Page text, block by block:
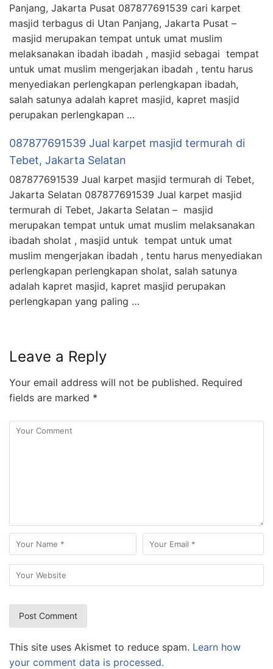
Panjang, Jakarta Pusat 087877691539 cari karpet
masjid terbagus di Utan Panjang, Jakarta Pusat –
masjid merupakan tempat untuk umat muslim
melaksanakan ibadah ibadah , masjid sebagai tempat
untuk umat muslim mengerjakan ibadah , tentu harus
menyediakan perlengkapan perlengkapan ibadah,
salah satunya adalah kapret masjid, kapret masjid
perupakan perlengkapan …
087877691539 Jual karpet masjid termurah di
Tebet, Jakarta Selatan
087877691539 Jual karpet masjid termurah di Tebet,
Jakarta Selatan 087877691539 Jual karpet masjid
termurah di Tebet, Jakarta Selatan – masjid
merupakan tempat untuk umat muslim melaksanakan
ibadah sholat , masjid untuk tempat untuk umat
muslim mengerjakan ibadah , tentu harus menyediakan
perlengkapan perlengkapan sholat, salah satunya
adalah kapret masjid, kapret masjid perupakan
perlengkapan yang paling …
Leave a Reply
Your email address will not be published. Required
fields are marked *
This site uses Akismet to reduce spam. Learn how
your comment data is processed.